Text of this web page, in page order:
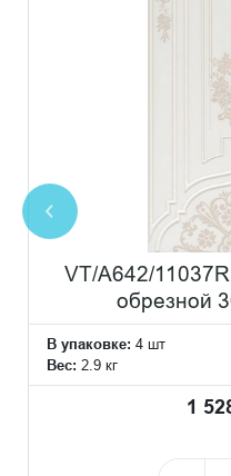
VT/A642/
обрезной
В упаковке: 4 шт
Вес: 2.9 кг
1